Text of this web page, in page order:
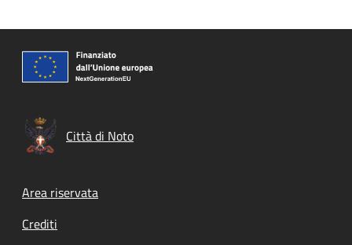
Città di Noto
Footer menu
Area riservata
Crediti